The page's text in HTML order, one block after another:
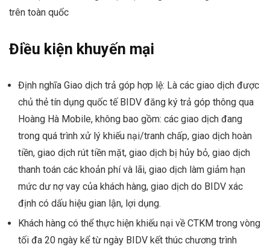
trên toàn quốc
Điều kiện khuyến mại
Định nghĩa Giao dịch trả góp hợp lệ: Là các giao dịch được
chủ thẻ tín dụng quốc tế BIDV đăng ký trả góp thông qua
Hoàng Hà Mobile, không bao gồm: các giao dịch đang
trong quá trình xử lý khiếu nại/tranh chấp, giao dịch hoàn
tiền, giao dịch rút tiền mặt, giao dịch bị hủy bỏ, giao dịch
thanh toán các khoản phí và lãi, giao dịch làm giảm hạn
mức dư nợ vay của khách hàng, giao dịch do BIDV xác
định có dấu hiệu gian lận, lợi dụng.
Khách hàng có thể thực hiện khiếu nại về CTKM trong vòng
tối đa 20 ngày kể từ ngày BIDV kết thúc chương trình